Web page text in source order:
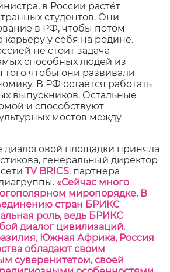
в России растёт
студентов. Они
в РФ, чтобы потом
карьеру у себя на родине.
не стоит задача
способных людей из
того чтобы они развивали
В РФ остаётся работать
выпускников. Остальные
и способствуют
мостов между
диалоговой площадки приняла
генеральный директор
TV BRICS, партнера
«Сейчас много
миропорядке. В
стран БРИКС
роль, ведь БРИКС
диалог цивилизаций.
Южная Африка, Россия
обладают своим
суверенитетом, своей